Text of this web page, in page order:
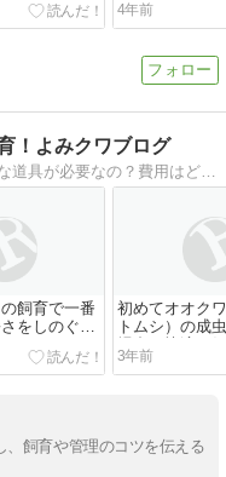
4年前
！よみクワブログ
「どうやって育てるの！？」「どんな道具が必要なの？費用はどのくらいかかるの？」 私が初心者の時にカブトムシを育てようと思い、いろんな疑問がありました。 よく飼育していると聞くけど、実際には何も知らない・・ そんな疑問を解 …
飼育で一番
をしのぐ方
初めてオオク
トムシ）の成
場合の快適な
3年前
、飼育や管理のコツを伝える